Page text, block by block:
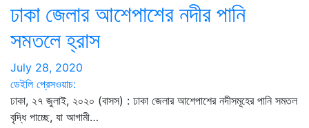
ঢাকা জেলার আশেপাশের নদীর পানি
সমতলে হ্রাস
July 28, 2020
ডেইলি প্রেসওয়াচ:
ঢাকা, ২৭ জুলাই, ২০২০ (বাসস) : ঢাকা জেলার আশেপাশের নদীসমূহের পানি সমতল
বৃদ্ধি পাচ্ছে, যা আগামী…